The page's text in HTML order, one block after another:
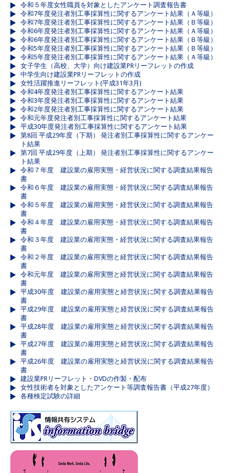
令和５年度女性職員を対象としたアンケート調査報告書
令和7年度発注者別工事採算性に関するアンケート結果（Ａ等級）
令和7年度発注者別工事採算性に関するアンケート結果（Ｂ等級）
令和6年度発注者別工事採算性に関するアンケート結果（Ａ等級）
令和6年度発注者別工事採算性に関するアンケート結果（Ｂ等級）
令和5年度発注者別工事採算性に関するアンケート結果（Ｂ等級）
令和5年度発注者別工事採算性に関するアンケート結果（Ａ等級）
女子学生（高校、大学）向け建設業PRリーフレットの作成
中学生向け建設業PRリーフレットの作成
女性活躍推進リーフレット(平成31年3月)
令和4年度発注者別工事採算性に関するアンケート結果
令和3年度発注者別工事採算性に関するアンケート結果
令和2年度発注者別工事採算性に関するアンケート結果
令和元年度発注者別工事採算性に関するアンケート結果
平成30年度発注者別工事採算性に関するアンケート結果
第8回 平成29年度（下期） 発注者別工事採算性に関するアンケー
ト結果
第7回 平成29年度（上期） 発注者別工事採算性に関するアンケー
ト結果
令和７年度 建設業の雇用実態・経営状況に関する調査結果報告
書
令和６年度 建設業の雇用実態・経営状況に関する調査結果報告
書
令和５年度 建設業の雇用実態・経営状況に関する調査結果報告
書
令和４年度 建設業の雇用実態・経営状況に関する調査結果報告
書
令和３年度 建設業の雇用実態・経営状況に関する調査結果報告
書
令和２年度 建設業の雇用実態と経営状況に関する調査結果報告
書
令和元年度 建設業の雇用実態と経営状況に関する調査結果報告
書
平成30年度 建設業の雇用実態と経営状況に関する調査結果報告
書
平成29年度 建設業の雇用実態と経営状況に関する調査結果報告
書
平成28年度 建設業の雇用実態と経営状況に関する調査結果報告
書
平成27年度 建設業の雇用実態と経営状況に関する調査結果報告
書
平成26年度 建設業の雇用実態と経営状況に関する調査結果報告
書
建設業PRリーフレット・DVDの作製・配布
女性技術者を対象としたアンケート等調査報告書（平成27年度）
各種検定試験の詳細